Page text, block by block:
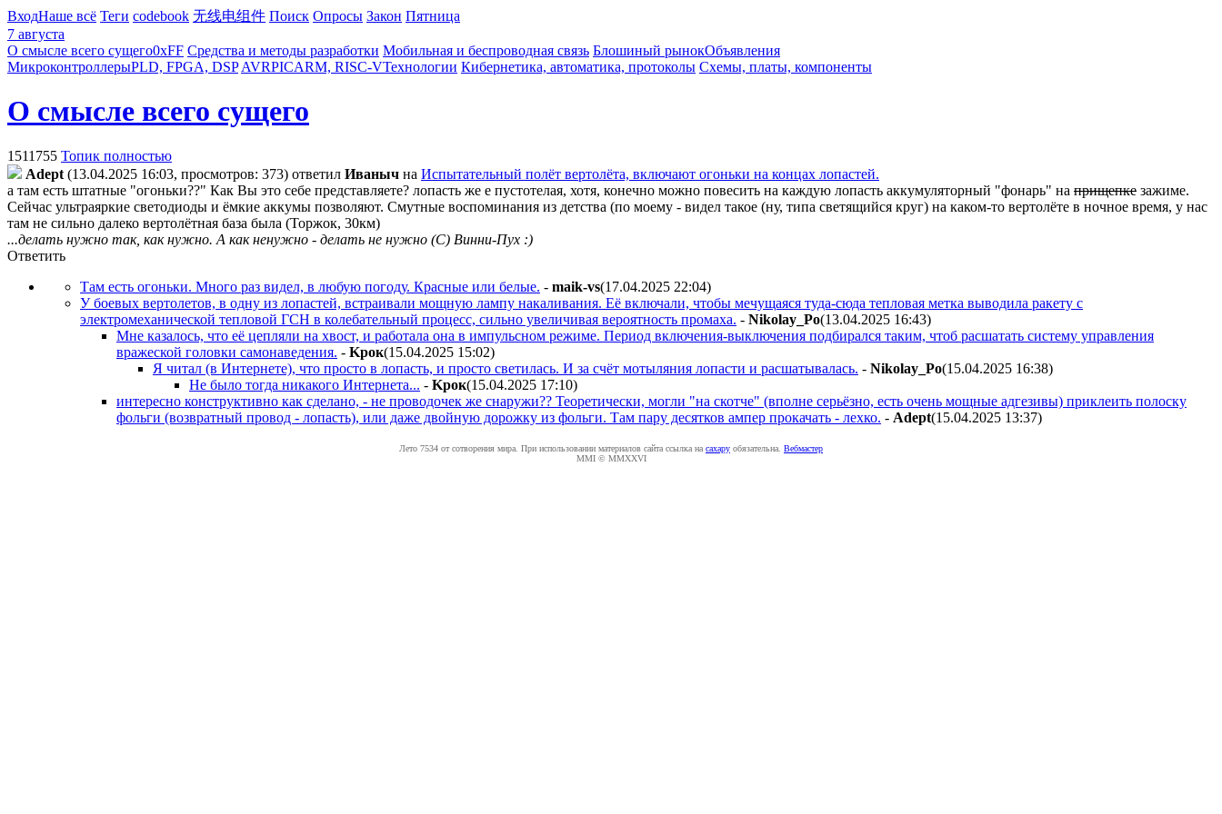
ВходНаше всё Теги codebook 无线电组件 Поиск Опросы Закон Пятница
7 августа
О смысле всего сущего0xFF Средства и методы разработки Мобильная и беспроводная связь Блошиный рынокОбъявления
МикроконтроллерыPLD, FPGA, DSP AVRPICARM, RISC-VТехнологии Кибернетика, автоматика, протоколы Схемы, платы, компоненты
О смысле всего сущего
1511755 Топик полностью
Adept (13.04.2025 16:03, просмотров: 373) ответил Ивaныч на Испытательный полёт вертолёта, включают огоньки на концах лопастей.
а там есть штатные "огоньки??" Как Вы это себе представляете? лопасть же е пустотелая, хотя, конечно можно повесить на каждую лопасть аккумуляторный "фонарь" на прищепке зажиме.
Сейчас ультраяркие светодиоды и ёмкие аккумы позволяют. Смутные воспоминания из детства (по моему - видел такое (ну, типа светящийся круг) на каком-то вертолёте в ночное время, у нас
там не сильно далеко вертолётная база была (Торжок, 30км)
...делать нужно так, как нужно. А как ненужно - делать не нужно (С) Винни-Пух :)
Ответить
Там есть огоньки. Много раз видел, в любую погоду. Красные или белые. - maik-vs(17.04.2025 22:04)
У боевых вертолетов, в одну из лопастей, встраивали мощную лампу накаливания. Её включали, чтобы мечущаяся туда-сюда тепловая метка выводила ракету с
электромеханической тепловой ГСН в колебательный процесс, сильно увеличивая вероятность промаха. - Nikolay_Po(13.04.2025 16:43)
Мне казалось, что её цепляли на хвост, и работала она в импульсном режиме. Период включения-выключения подбирался таким, чтоб расшатать систему управления
вражеской головки самонаведения. - Kpoк(15.04.2025 15:02)
Я читал (в Интернете), что просто в лопасть, и просто светилась. И за счёт мотыляния лопасти и расшатывалась. - Nikolay_Po(15.04.2025 16:38)
Не было тогда никакого Интернета... - Kpoк(15.04.2025 17:10)
интересно конструктивно как сделано, - не проводочек же снаружи?? Теоретически, могли "на скотче" (вполне серьёзно, есть очень мощные адгезивы) приклеить полоску
фольги (возвратный провод - лопасть), или даже двойную дорожку из фольги. Там пару десятков ампер прокачать - лехко. - Adept(15.04.2025 13:37)
Лето 7534 от сотворения мира. При использовании материалов сайта ссылка на caxapу обязательна. Вебмастер
MMI © MMXXVI